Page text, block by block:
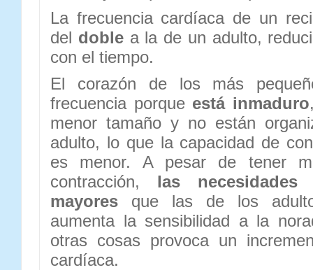
La frecuencia cardíaca de un
del doblea la de un adulto,
con el tiempo.
El corazón de los más
frecuencia porqueestá inmaduro
menor tamaño y no están
adulto, lo que la capacidad de
es menor. A pesar de tener
contracción, las
mayores que las de los
aumenta la sensibilidad a la
otras cosas provoca un
cardíaca.